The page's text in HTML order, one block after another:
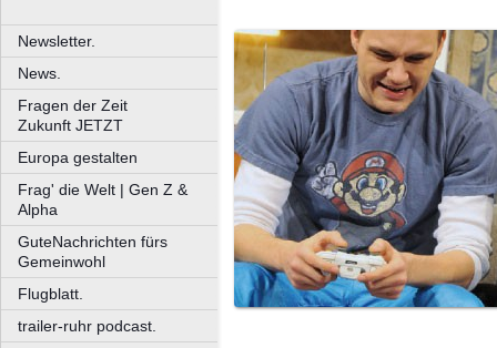
Newsletter.
News.
Fragen der Zeit
Zukunft JETZT
Europa gestalten
Frag' die Welt | Gen Z &
Alpha
GuteNachrichten fürs
Gemeinwohl
Flugblatt.
trailer-ruhr podcast.